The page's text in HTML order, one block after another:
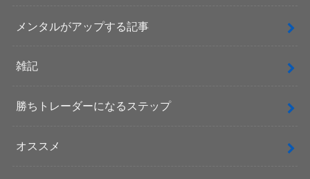
メンタルがアップする記事
雑記
勝ちトレーダーになるステップ
オススメ